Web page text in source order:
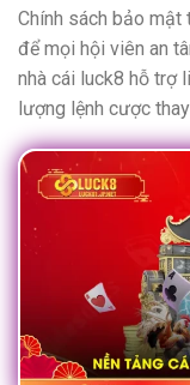
Chính sách bảo mật
để mọi hội viên an
nhà cái luck8 hỗ trợ
lượng lệnh cược